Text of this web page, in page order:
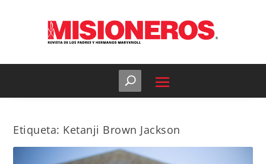
Etiqueta: Ketanji Brown Jackson